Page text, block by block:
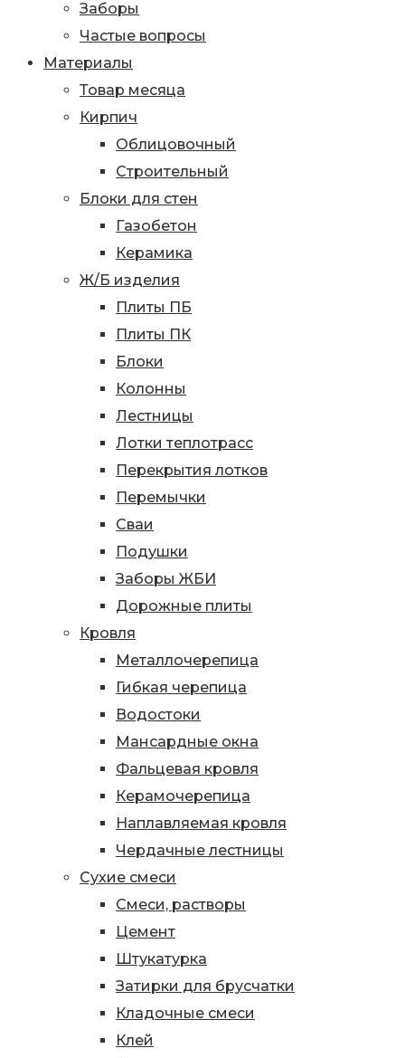
Заборы
Частые вопросы
Материалы
Товар месяца
Кирпич
Облицовочный
Строительный
Блоки для стен
Газобетон
Керамика
Ж/Б изделия
Плиты ПБ
Плиты ПК
Блоки
Колонны
Лестницы
Лотки теплотрасс
Перекрытия лотков
Перемычки
Сваи
Подушки
Заборы ЖБИ
Дорожные плиты
Кровля
Металлочерепица
Гибкая черепица
Водостоки
Мансардные окна
Фальцевая кровля
Керамочерепица
Наплавляемая кровля
Чердачные лестницы
Сухие смеси
Смеси, растворы
Цемент
Штукатурка
Затирки для брусчатки
Кладочные смеси
Клей